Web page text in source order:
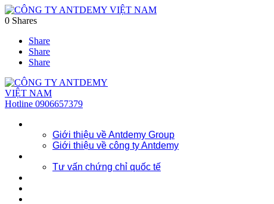
0 Shares
Share
Share
Share
Hotline 0906657379
Giới thiệu về Antdemy Group
Giới thiệu về công ty Antdemy
Tư vấn chứng chỉ quốc tế